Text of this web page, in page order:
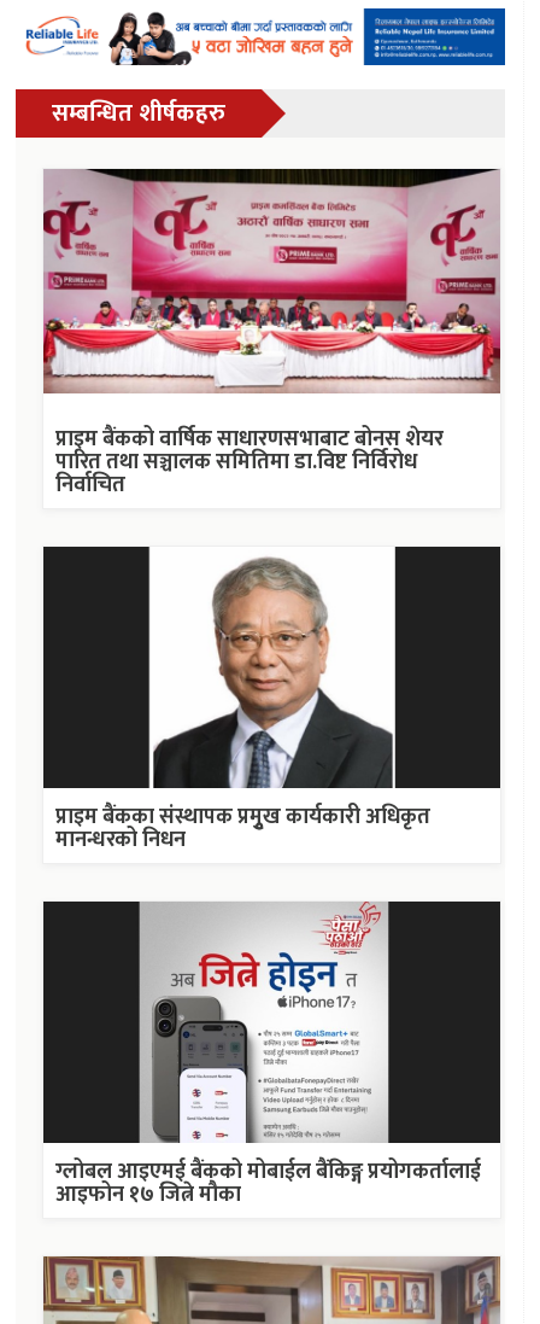
सम्बन्धित शीर्षकहरु
प्राइम बैंकको वार्षिक साधारणसभाबाट बोनस शेयर
पारित तथा सञ्चालक समितिमा डा.विष्ट निर्विरोध
निर्वाचित
प्राइम बैंकका संस्थापक प्रमुृख कार्यकारी अधिकृत
मानन्धरको निधन
ग्लोबल आइएमई बैंकको मोबाईल बैंकिङ्ग प्रयोगकर्तालाई
आइफोन १७ जित्ने मौका